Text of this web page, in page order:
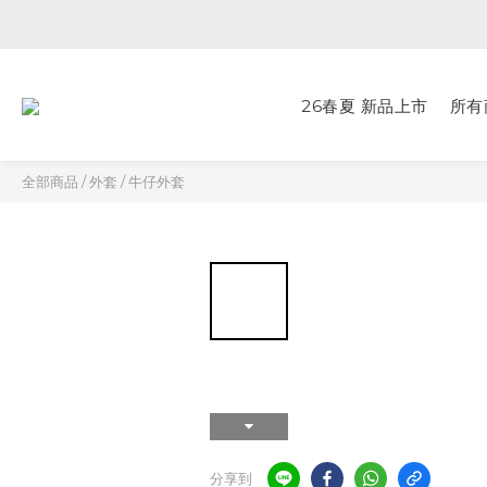
26春夏 新品上市 所
全部商品 /外套 /牛仔外套
分享到